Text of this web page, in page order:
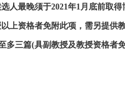
最晚须于2021年1月底前取得
资格者免附此项，需另提供
三篇(具副教授及教授资格者